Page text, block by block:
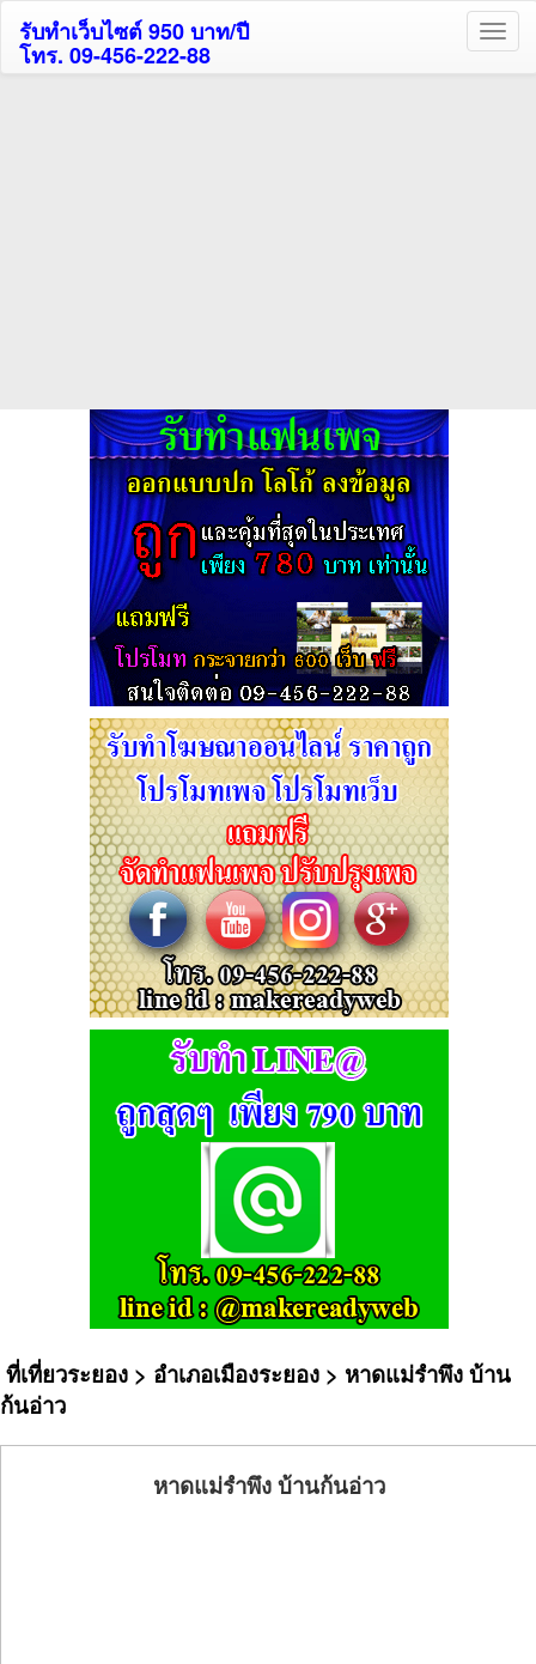
รับทำเว็บไซต์ 950 บาท/ปี
โทร. 09-456-222-88
ที่เที่ยวระยอง > อำเภอเมืองระยอง > หาดแม่รำพึง บ้าน
ก้นอ่าว
หาดแม่รำพึง บ้านก้นอ่าว